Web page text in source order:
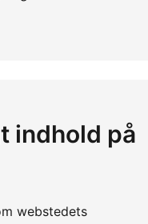
indhold på
webstedets